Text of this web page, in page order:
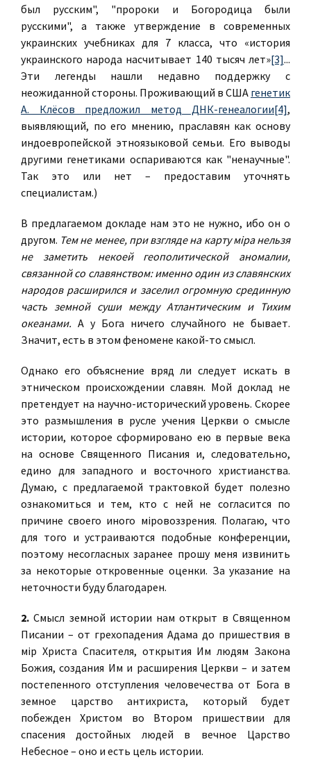
был русским", "пророки и Богородица были
русскими", а также утверждение в современных
украинских учебниках для 7 класса, что «история
украинского народа насчитывает 140 тысяч лет»[3]...
Эти легенды нашли недавно поддержку с
неожиданной стороны. Проживающий в США генетик
А. Клёсов предложил метод ДНК-генеалогии[4],
выявляющий, по его мнению, праславян как основу
индоевропейской этноязыковой семьи. Его выводы
другими генетиками оспариваются как "ненаучные".
Так это или нет – предоставим уточнять
специалистам.)
В предлагаемом докладе нам это не нужно, ибо он о
другом. Тем не менее, при взгляде на карту мiра нельзя
не заметить некоей геополитической аномалии,
связанной со славянством: именно один из славянских
народов расширился и заселил огромную срединную
часть земной суши между Атлантическим и Тихим
океанами. А у Бога ничего случайного не бывает.
Значит, есть в этом феномене какой-то смысл.
Однако его объяснение вряд ли следует искать в
этническом происхождении славян. Мой доклад не
претендует на научно-исторический уровень. Скорее
это размышления в русле учения Церкви о смысле
истории, которое сформировано ею в первые века
на основе Священного Писания и, следовательно,
едино для западного и восточного христианства.
Думаю, с предлагаемой трактовкой будет полезно
ознакомиться и тем, кто с ней не согласится по
причине своего иного мiровоззрения. Полагаю, что
для того и устраиваются подобные конференции,
поэтому несогласных заранее прошу меня извинить
за некоторые откровенные оценки. За указание на
неточности буду благодарен.
2. Смысл земной истории нам открыт в Священном
Писании – от грехопадения Адама до пришествия в
мiр Христа Спасителя, открытия Им людям Закона
Божия, создания Им и расширения Церкви – и затем
постепенного отступления человечества от Бога в
земное царство антихриста, который будет
побежден Христом во Втором пришествии для
спасения достойных людей в вечное Царство
Небесное – оно и есть цель истории.